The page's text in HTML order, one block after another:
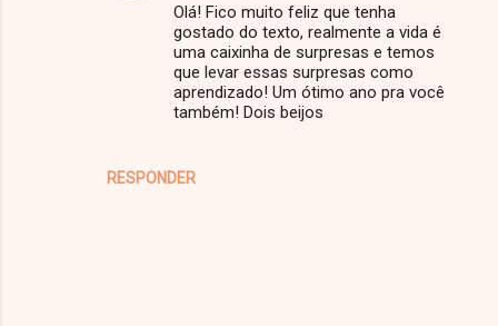
RESPONDER
Olá! Fico muito feliz que tenha
gostado do texto, realmente a vida é
uma caixinha de surpresas e temos
que levar essas surpresas como
aprendizado! Um ótimo ano pra você
também! Dois beijos